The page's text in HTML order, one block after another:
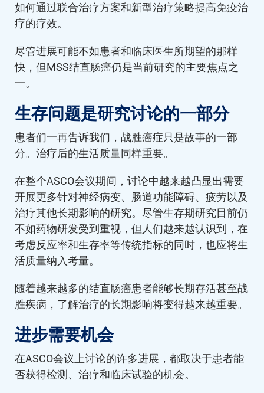
如何通过联合治疗方案和新型治疗策略提高免疫治
疗的疗效。
尽管进展可能不如患者和临床医生所期望的那样
快，但MSS结直肠癌仍是当前研究的主要焦点之
一。
生存问题是研究讨论的一部分
患者们一再告诉我们，战胜癌症只是故事的一部
分。治疗后的生活质量同样重要。
在整个ASCO会议期间，讨论中越来越凸显出需要
开展更多针对神经病变、肠道功能障碍、疲劳以及
治疗其他长期影响的研究。尽管生存期研究目前仍
不如药物研发受到重视，但人们越来越认识到，在
考虑反应率和生存率等传统指标的同时，也应将生
活质量纳入考量。
随着越来越多的结直肠癌患者能够长期存活甚至战
胜疾病，了解治疗的长期影响将变得越来越重要。
进步需要机会
在ASCO会议上讨论的许多进展，都取决于患者能
否获得检测、治疗和临床试验的机会。